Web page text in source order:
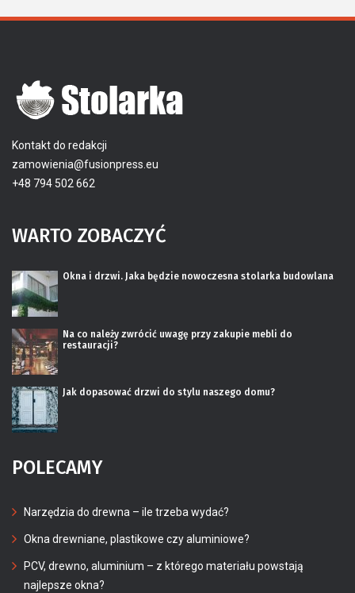
Kontakt do redakcji
zamowienia@fusionpress.eu
+48 794 502 662
WARTO ZOBACZYĆ
Okna i drzwi. Jaka będzie nowoczesna stolarka budowlana
Na co należy zwrócić uwagę przy zakupie mebli do
restauracji?
Jak dopasować drzwi do stylu naszego domu?
POLECAMY
Narzędzia do drewna – ile trzeba wydać?
Okna drewniane, plastikowe czy aluminiowe?
PCV, drewno, aluminium – z którego materiału powstają
najlepsze okna?